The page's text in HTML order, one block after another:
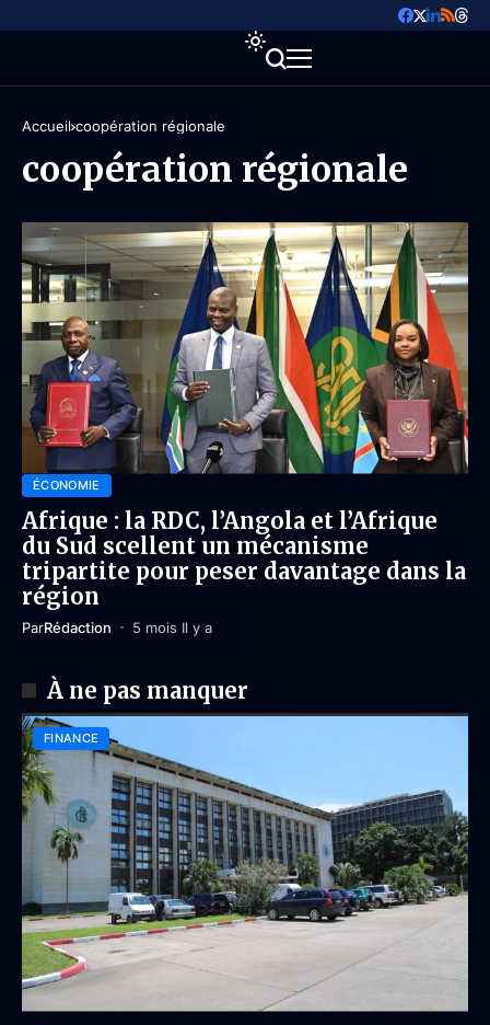
Accueil coopération régionale
coopération régionale
ÉCONOMIE
Afrique : la RDC, l’Angola et l’Afrique
du Sud scellent un mécanisme
tripartite pour peser davantage dans la
région
ParRédaction 5 mois Il y a
À ne pas manquer
FINANCE